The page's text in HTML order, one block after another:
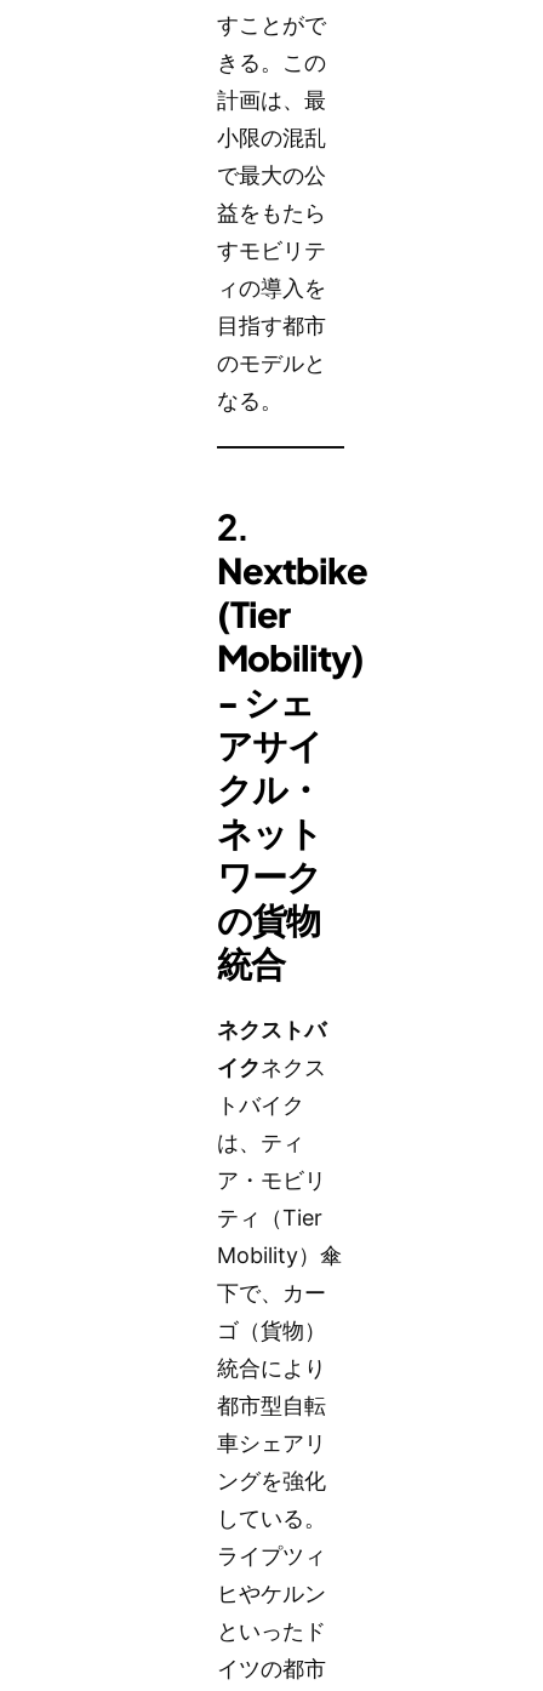
すことがで
きる。この
計画は、最
小限の混乱
で最大の公
益をもたら
すモビリテ
ィの導入を
目指す都市
のモデルと
なる。
2.
Nextbike
(Tier
Mobility)
- シェ
アサイ
クル・
ネット
ワーク
の貨物
統合
ネクストバ
イクネクス
トバイク
は、ティ
ア・モビリ
ティ（Tier
Mobility）傘
下で、カー
ゴ（貨物）
統合により
都市型自転
車シェアリ
ングを強化
している。
ライプツィ
ヒやケルン
といったド
イツの都市